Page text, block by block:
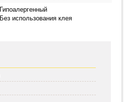
Гипоалергенный
Без использования клея